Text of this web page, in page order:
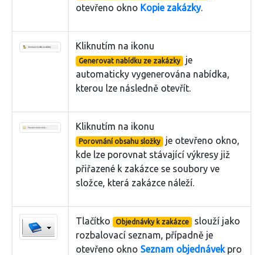
otevřeno okno Kopie zakázky.
Kliknutím na ikonu
Generovat nabídku ze zakázky je
automaticky vygenerována nabídka,
kterou lze následně otevřít.
Kliknutím na ikonu
Porovnání obsahu složky
je otevřeno okno,
kde lze porovnat stávající výkresy již
přiřazené k zakázce se soubory ve
složce, která zakázce náleží.
Tlačítko Objednávky k zakázce
slouží jako
rozbalovací seznam, případně je
otevřeno okno Seznam objednávekpro